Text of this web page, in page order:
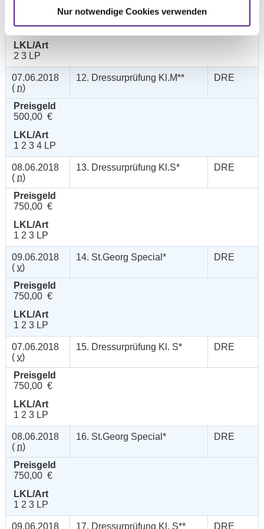
Nur notwendige Cookies verwenden
750,00 €
LKL/Art
2 3 LP
07.06.2018
( n)
12. Dressurprüfung Kl.M** DRE
Preisgeld
500,00 €
LKL/Art
1 2 3 4 LP
08.06.2018
( n)
13. Dressurprüfung Kl.S* DRE
Preisgeld
750,00 €
LKL/Art
1 2 3 LP
09.06.2018
( v)
14. St.Georg Special* DRE
Preisgeld
750,00 €
LKL/Art
1 2 3 LP
07.06.2018
( v)
15. Dressurprüfung Kl. S* DRE
Preisgeld
750,00 €
LKL/Art
1 2 3 LP
08.06.2018
( n)
16. St.Georg Special* DRE
Preisgeld
750,00 €
LKL/Art
1 2 3 LP
09.06.2018 17. Dressurprüfung Kl. S** DRE